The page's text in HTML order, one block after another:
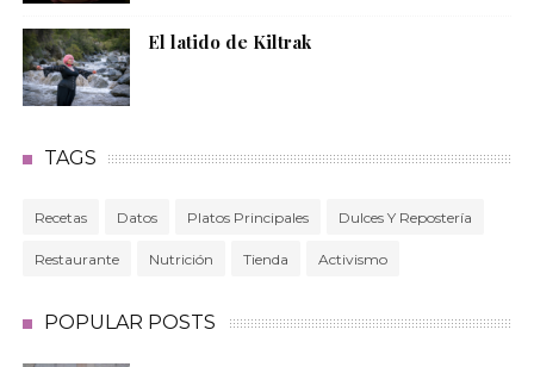
El latido de Kiltrak
TAGS
Recetas Datos Platos Principales Dulces Y Repostería
Restaurante Nutrición Tienda Activismo
POPULAR POSTS